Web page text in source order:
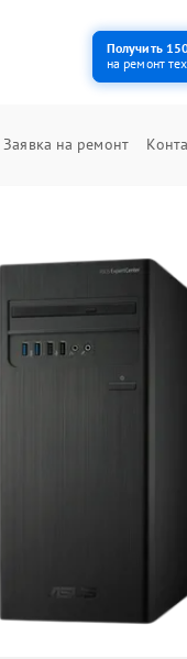
Получить
на ремонт
Заявка на ремонт